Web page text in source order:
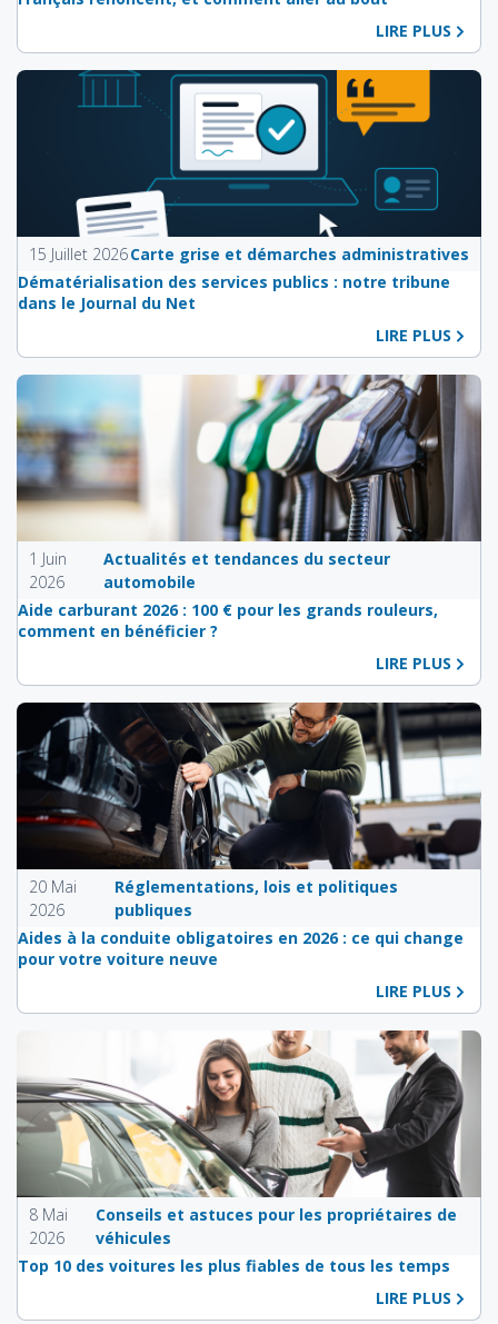
LIRE PLUS
15 Juillet 2026Carte grise et démarches administratives
Dématérialisation des services publics : notre tribune
dans le Journal du Net
LIRE PLUS
1 Juin
2026
Actualités et tendances du secteur
automobile
Aide carburant 2026 : 100 € pour les grands rouleurs,
comment en bénéficier ?
LIRE PLUS
20 Mai
2026
Réglementations, lois et politiques
publiques
Aides à la conduite obligatoires en 2026 : ce qui change
pour votre voiture neuve
LIRE PLUS
8 Mai
2026
Conseils et astuces pour les propriétaires de
véhicules
Top 10 des voitures les plus fiables de tous les temps
LIRE PLUS